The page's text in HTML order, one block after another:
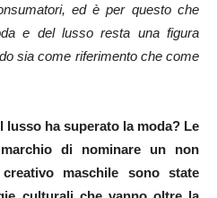
ed è per questo che
e del lusso resta una figura
sia come riferimento che come
ha superato la moda? Le
di nominare un non
maschile sono state